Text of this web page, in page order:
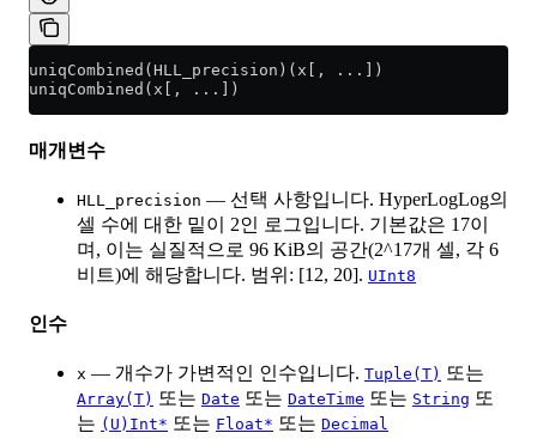
uniqCombined(HLL_precision)(x[, ...])
uniqCombined(x[, ...])
매개변수
HLL_precision — 선택 사항입니다. HyperLogLog의
셀 수에 대한 밑이 2인 로그입니다. 기본값은 17이
며, 이는 실질적으로 96 KiB의 공간(2^17개 셀, 각 6
비트)에 해당합니다. 범위: [12, 20]. UInt8
인수
x — 개수가 가변적인 인수입니다. Tuple(T) 또는
Array(T) 또는 Date 또는 DateTime 또는 String 또
는 (U)Int* 또는 Float* 또는 Decimal